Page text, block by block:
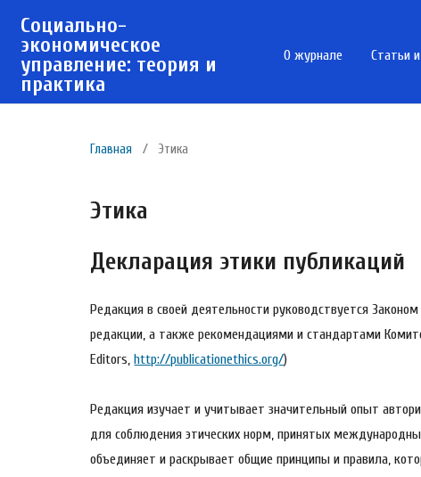
Социально-
экономическое
управление: теория и
практика
О журнале Статьи
Главная / Этика
Этика
Декларация этики публикаций
Редакция в своей деятельности руководствуется
редакции, а также рекомендациями и стандартами
Editors,http://publicationethics.org/)
Редакция изучает и учитывает значительный опыт
для соблюдения этических норм, принятых
объединяет и раскрывает общие принципы и правила,